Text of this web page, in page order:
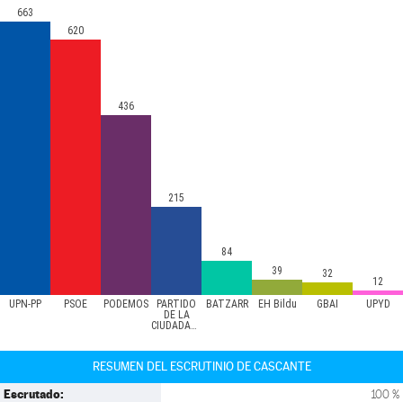
UPN-PP PSOE PODEMOS
PARTIDO
DE LA
CIUDADANÍA
BATZARR EH Bildu GBAI UPYD
663
620
436
215
84
39
32
12
RESUMEN DEL ESCRUTINIO DE CASCANTE
Escrutado: 100 %